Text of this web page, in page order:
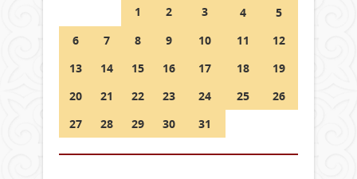
1
2 3 4
5
6
7 8 9 10 11
12
13
14 15 16 17 18
19
20
21 22 23 24 25
26
27
28 29 30 31